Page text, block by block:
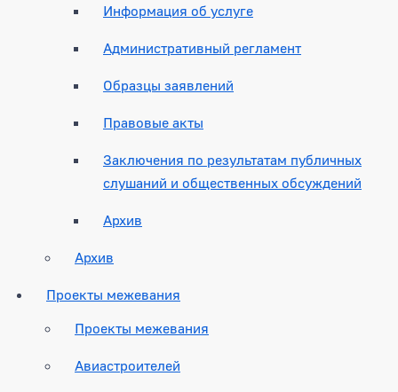
Информация об услуге
Административный регламент
Образцы заявлений
Правовые акты
Заключения по результатам публичных
слушаний и общественных обсуждений
Архив
Архив
Проекты межевания
Проекты межевания
Авиастроителей